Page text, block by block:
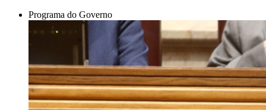
Programa do Governo